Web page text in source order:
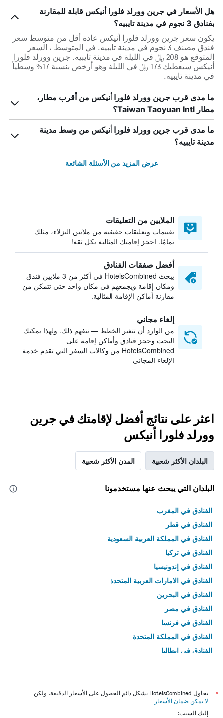
هل الأسعار في جرين وورلد فلورا أنيكس قابلة للمقارنة
بفنادق 3 نجوم في مدينة تايبيه؟
يكون سعر جرين وورلد فلورا أنيكس عادة أقل من متوسط ​​سعر
فندق مصنف 3 نجوم في مدينة تايبيه. في المتوسط ، السعر
المتوقع هو 208 ﷼ في الليلة في مدينة تايبيه. جرين وورلد فلورا
أنيكس سيعطيك 173 ﷼ في الليلة وهو أرخص بنسبة 17% وسطياً
في مدينة تايبيه.
ما مدى قرب جرين وورلد فلورا أنيكس من أقرب مطار،
مطار Taiwan Taoyuan Intl؟
ما مدى قرب جرين وورلد فلورا أنيكس من وسط مدينة
مدينة تايبيه؟
عرض المزيد من الأسئلة الشائعة
الملايين من التعليقات
تقييمات وتعليقات حقيقية من ملايين النزلاء، مثلك
تمامًا. احجز إقامتك المثالية بكل ثقة!
أفضل صفقات الفنادق
يبحث HotelsCombined في أكثر من 3 ملايين فندق
ومكان إقامة ويجمعهم في مكان واحد حتى تتمكن من
مقارنة أماكن الإقامة المثالية.
إلغاء مجاني
من الوارد أن تتغير الخطط — نتفهم ذلك. ولهذا يمكنك
البحث وحجز فنادق وأماكن إقامة على
HotelsCombined من وكالات السفر التي تقدم خدمة
الإلغاء المجاني
اعثر على نتائج أفضل لإقامتك في جرين
وورلد فلورا أنيكس
البلدان الأكثر شعبية المدن الأكثر شعبية
البلدان التي يبحث عنها مستخدمونا
الفنادق في المغرب
الفنادق في قطر
الفنادق في المملكة العربية السعودية
الفنادق في تركيا
الفنادق في إندونيسيا
الفنادق في الامارات العربية المتحدة
الفنادق في البحرين
الفنادق في مصر
الفنادق في فرنسا
الفنادق في المملكة المتحدة
الفنادق في إيطاليا
*
يحاول HotelsCombined بشكل دائم الحصول على الأسعار الدقيقة، ولكن
لا يمكن ضمان الأسعار .
إليك السبب: